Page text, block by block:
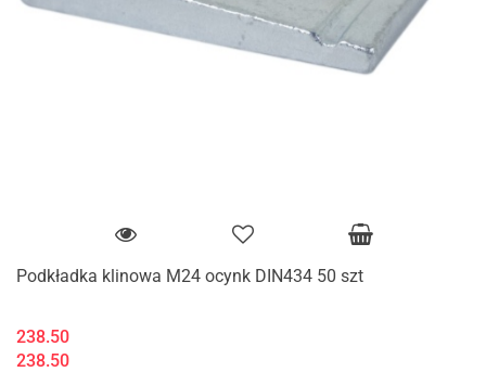
Podkładka klinowa M24 ocynk DIN434 50 szt
238.50
238.50